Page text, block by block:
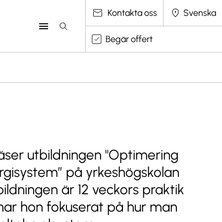
Kontakta oss
Välj språk
Begär offert
utbildningen "Optimering
på yrkeshögskolan
är 12 veckors praktik
hon fokuserat på hur man